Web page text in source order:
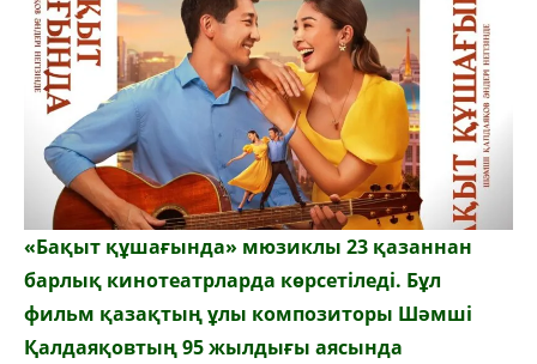
«Бақыт құшағында» мюзиклы 23 қазаннан
барлық кинотеатрларда көрсетіледі. Бұл
фильм қазақтың ұлы композиторы Шәмші
Қалдаяқовтың 95 жылдығы аясында